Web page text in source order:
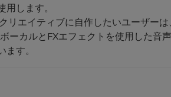
します。
エイティブに自作したいユーザーは
ーカルとFXエフェクトを使用した音
す。